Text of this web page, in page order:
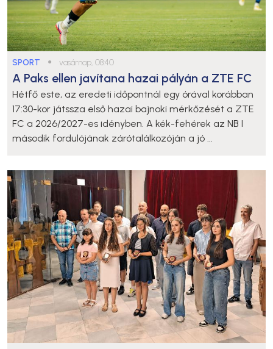
SPORT ● vasárnap, 08:40
A Paks ellen javítana hazai pályán a ZTE FC
Hétfő este, az eredeti időpontnál egy órával korábban
17:30-kor játssza első hazai bajnoki mérkőzését a ZTE
FC a 2026/2027-es idényben. A kék-fehérek az NB I
második fordulójának zárótalálkozóján a jó ...